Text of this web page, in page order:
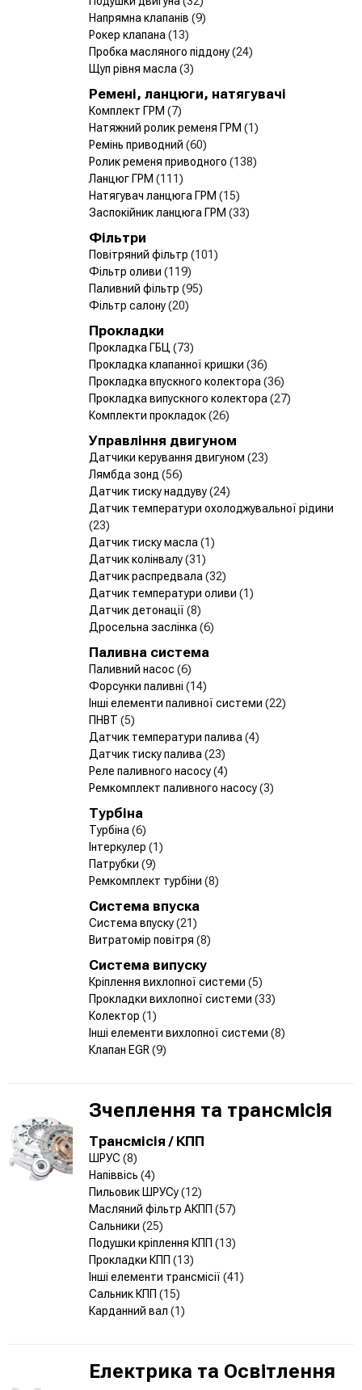
Напрямна клапанів (9)
Рокер клапана (13)
Пробка масляного піддону(24)
Щуп рівня масла (3)
Ремені, ланцюги, натягувачі
Комплект ГРМ (7)
Натяжний ролик ременя ГРМ (1)
Ремінь приводний (60)
Ролик ременя приводного (138)
Ланцюг ГРМ (111)
Натягувач ланцюга ГРМ (15)
Заспокійник ланцюга ГРМ (33)
Фільтри
Повітряний фільтр (101)
Фільтр оливи (119)
Паливний фільтр (95)
Фільтр салону(20)
Прокладки
Прокладка ГБЦ (73)
Прокладка клапанної кришки (36)
Прокладка впускного колектора (36)
Прокладка випускного колектора (27)
Комплекти прокладок(26)
Управління двигуном
Датчики керування двигуном (23)
Лямбда зонд (56)
Датчик тиску наддуву(24)
Датчик температури охолоджувальної рідини
(23)
Датчик тиску масла (1)
Датчик колінвалу(31)
Датчик распредвала (32)
Датчик температури оливи (1)
Датчик детонації (8)
Дросельна заслінка (6)
Паливна система
Паливний насос (6)
Форсунки паливні (14)
Інші елементи паливної системи (22)
ПНВТ (5)
Датчик температури палива (4)
Датчик тиску палива (23)
Реле паливного насосу(4)
Ремкомплект паливного насосу(3)
Турбіна
Турбіна (6)
Інтеркулер (1)
Патрубки (9)
Ремкомплект турбіни (8)
Система впуска
Система впуску(21)
Витратомір повітря (8)
Система випуску
Кріплення вихлопної системи (5)
Прокладки вихлопної системи (33)
Колектор (1)
Інші елементи вихлопної системи (8)
Клапан EGR (9)
Зчеплення та трансмісія
Трансмісія / КПП
ШРУС (8)
Напіввісь (4)
Пильовик ШРУСу(12)
Масляний фільтр АКПП (57)
Сальники (25)
Подушки кріплення КПП (13)
Прокладки КПП (13)
Інші елементи трансмісії (41)
Сальник КПП (15)
Карданний вал (1)
Електрика та Освітлення